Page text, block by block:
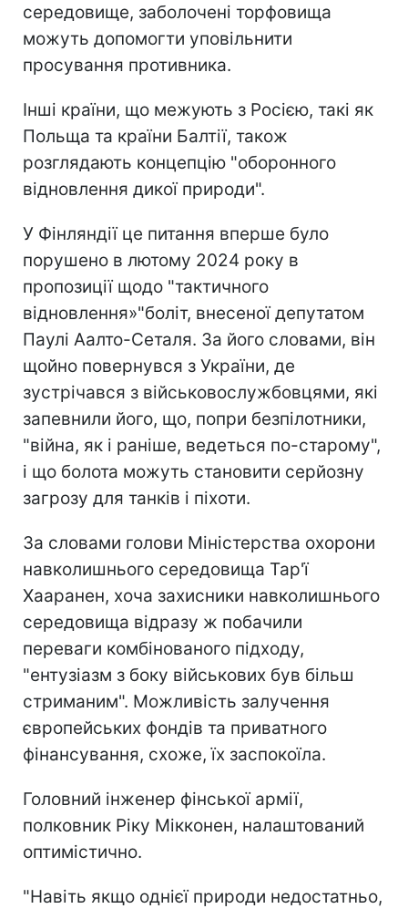
середовище, заболочені торфовища
можуть допомогти уповільнити
просування противника.
Інші країни, що межують з Росією, такі як
Польща та країни Балтії, також
розглядають концепцію "оборонного
відновлення дикої природи".
У Фінляндії це питання вперше було
порушено в лютому 2024 року в
пропозиції щодо "тактичного
відновлення»"боліт, внесеної депутатом
Паулі Аалто-Сеталя. За його словами, він
щойно повернувся з України, де
зустрічався з військовослужбовцями, які
запевнили його, що, попри безпілотники,
"війна, як і раніше, ведеться по-старому",
і що болота можуть становити серйозну
загрозу для танків і піхоти.
За словами голови Міністерства охорони
навколишнього середовища Тар'ї
Хааранен, хоча захисники навколишнього
середовища відразу ж побачили
переваги комбінованого підходу,
"ентузіазм з боку військових був більш
стриманим". Можливість залучення
європейських фондів та приватного
фінансування, схоже, їх заспокоїла.
Головний інженер фінської армії,
полковник Ріку Мікконен, налаштований
оптимістично.
"Навіть якщо однієї природи недостатньо,